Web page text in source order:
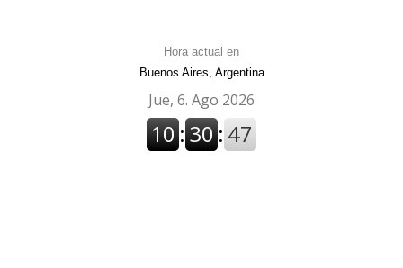
Hora actual en
Buenos Aires, Argentina